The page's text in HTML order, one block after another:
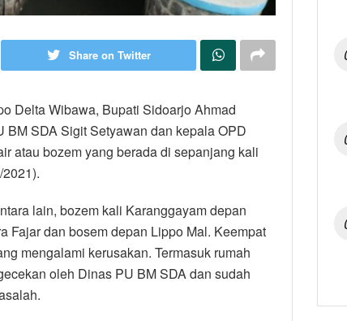
Share on Twitter
Delta Wibawa, Bupati Sidoarjo Ahmad
SDA Sigit Setyawan dan kepala OPD
atau bozem yang berada di sepanjang kali
lain, bozem kali Karanggayam depan
Fajar dan bosem depan Lippo Mal. Keempat
mengalami kerusakan. Termasuk rumah
oleh Dinas PU BM SDA dan sudah